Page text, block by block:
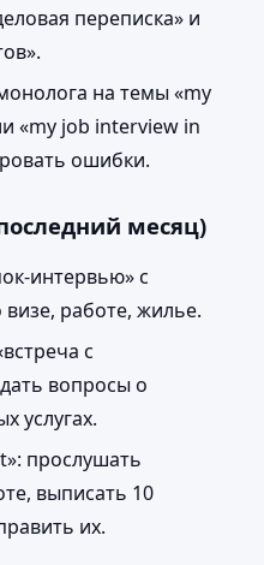
переписка» и
на темы «my
«my job interview in
ошибки.
месяц)
с
работе, жилье.
с
вопросы о
услугах.
прослушать
выписать 10
их.